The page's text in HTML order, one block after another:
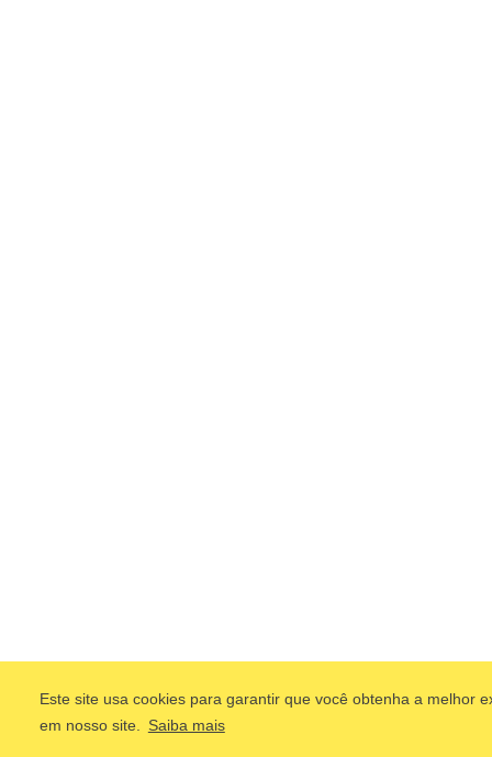
Este site usa cookies para garantir que você obtenha a melhor
em nosso site. Saiba mais